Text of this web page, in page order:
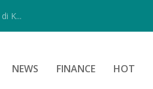
K...
NEWS FINANCE HOT